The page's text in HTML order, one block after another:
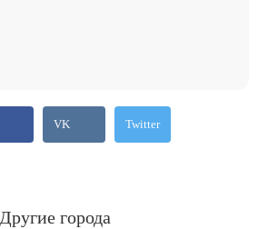
VK Twitter
Другие города